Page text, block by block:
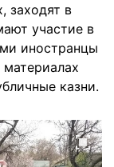
заходят в
участие в
иностранцы
казни.